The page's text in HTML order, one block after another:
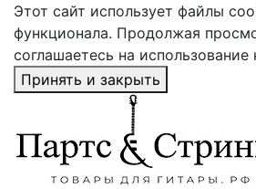
Этот сайт использует файлы
функционала. Продолжая
соглашаетесь на
Принять и закрыть